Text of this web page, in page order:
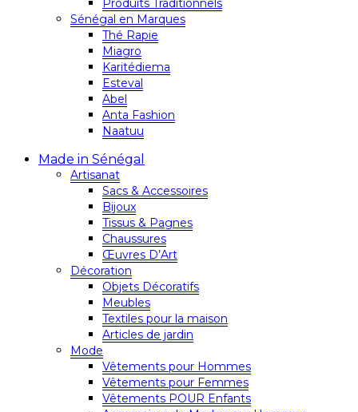
Produits Traditionnels
Sénégal en Marques
Thé Rapie
Miagro
Karitédiema
Esteval
Abel
Anta Fashion
Naatuu
Made in Sénégal
Artisanat
Sacs & Accessoires
Bijoux
Tissus & Pagnes
Chaussures
Œuvres D’Art
Décoration
Objets Décoratifs
Meubles
Textiles pour la maison
Articles de jardin
Mode
Vêtements pour Hommes
Vêtements pour Femmes
Vêtements POUR Enfants